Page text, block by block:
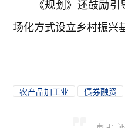
《规划》还鼓励
场化方式设立乡村振兴
农产品加工业 债券融资